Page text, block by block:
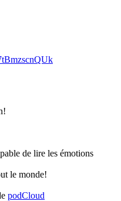
de lire les émotions
le monde!
podCloud